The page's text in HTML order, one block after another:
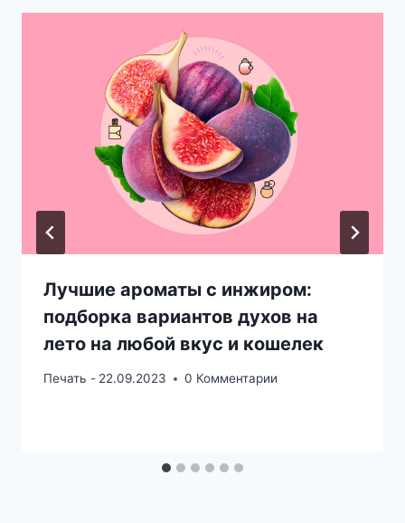
Лучшие ароматы с инжиром:
подборка вариантов духов на
лето на любой вкус и кошелек
Печать - 22.09.2023 0 Комментарии